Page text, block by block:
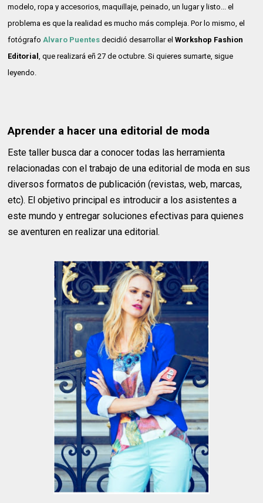
modelo, ropa y accesorios, maquillaje, peinado, un lugar y listo... el
problema es que la realidad es mucho más compleja. Por lo mismo, el
fotógrafo Alvaro Puentes decidió desarrollar elWorkshop Fashion
Editorial
, que realizará eñ 27 de octubre. Si quieres sumarte, sigue
leyendo.
Aprender a hacer una editorial de moda
Este taller busca dar a conocer todas las herramienta
relacionadas con el trabajo de una editorial de moda en sus
diversos formatos de publicación (revistas, web, marcas,
etc). El objetivo principal es introducir a los asistentes a
este mundo y entregar soluciones efectivas para quienes
se aventuren en realizar una editorial.